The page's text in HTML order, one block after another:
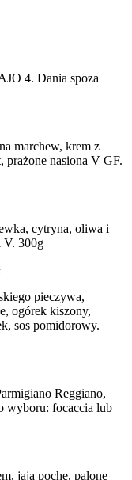
4. Dania spoza
marchew, krem z
prażone nasiona V GF.
cytryna, oliwa i
V. 300g
pieczywa,
ogórek kiszony,
sos pomidorowy.
Reggiano,
wyboru: focaccia lub
jaja poche, palone